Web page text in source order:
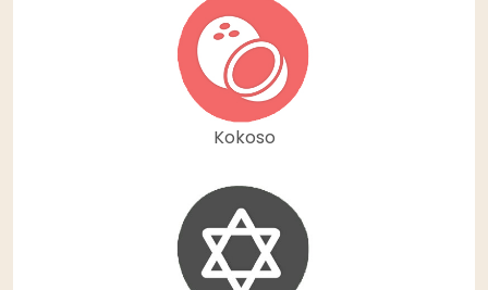
Kokoso